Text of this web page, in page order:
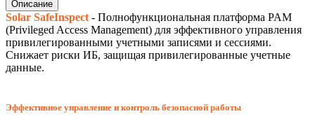
Описание
Solar SafeInspect - Полнофункциональная платформа PAM
(Privileged Access Management) для эффективного управления
привилегированными учетными записями и сессиями.
Снижает риски ИБ, защищая привилегированные учетные
данные.
Эффективное управление и контроль безопасной работы